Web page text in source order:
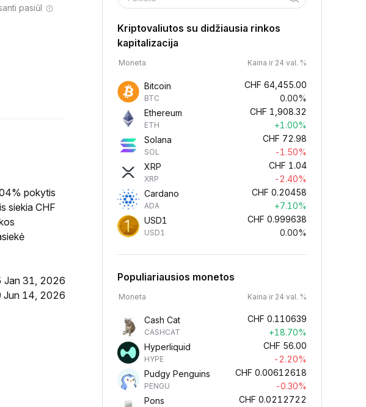
pasiūl
pokytis
siekia CHF
Jan 31, 2026
Jun 14, 2026
Kriptovaliutos su didžiausia rinkos
kapitalizacija
Moneta Kaina ir 24 val. %
Bitcoin
BTC
CHF 64,455.00
0.00%
Ethereum
ETH
CHF 1,908.32
+1.00%
Solana
SOL
CHF 72.98
-1.50%
XRP
XRP
CHF 1.04
-2.40%
Cardano
ADA
CHF 0.20458
+7.10%
USD1
USD1
CHF 0.999638
0.00%
Populiariausios monetos
Moneta Kaina ir 24 val. %
Cash Cat
CASHCAT
CHF 0.110639
+18.70%
Hyperliquid
HYPE
CHF 56.00
-2.20%
Pudgy Penguins
PENGU
CHF 0.00612618
-0.30%
Pons
CHF 0.0212722